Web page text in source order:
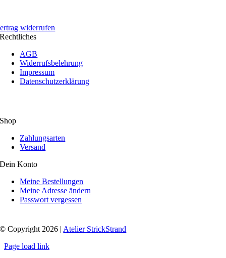
widerrufen
Rechtliches
AGB
Widerrufsbelehrung
Impressum
Datenschutzerklärung
Shop
Zahlungsarten
Versand
Dein Konto
Meine Bestellungen
Meine Adresse ändern
Passwort vergessen
© Copyright 2026 | Atelier StrickStrand
Page load link